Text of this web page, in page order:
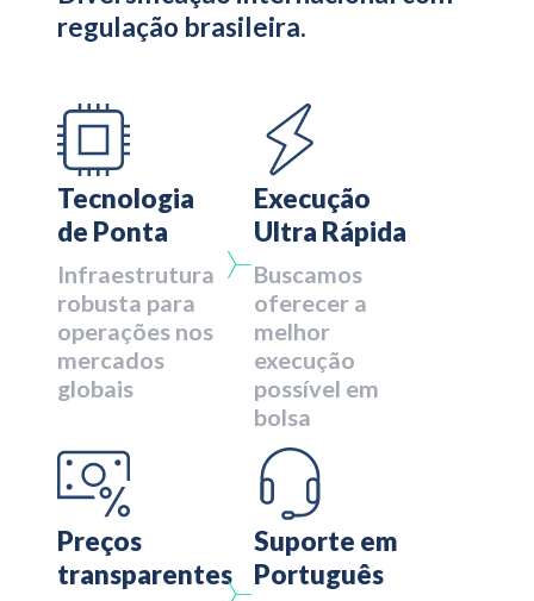
regulação brasileira.
Tecnologia
de Ponta
Infraestrutura
robusta para
operações nos
mercados
globais
Execução
Ultra Rápida
Buscamos
oferecer a
melhor
execução
possível em
bolsa
Preços
transparentes
Suporte em
Português